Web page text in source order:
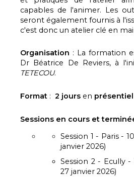
capables de l'animer. Les
seront également fournis à
c'est donc un atelier clé en
Organisation : La formation
Dr Béatrice De Reviers, à
TETECOU.
Format : 2 jours en présentiel
Sessions en cours et
Session 1 - Paris -
janvier 2026)
Session 2 - Ecully
27 janvier 2026)